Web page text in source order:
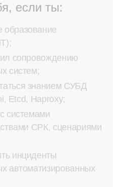
если ты:
сопровождению
систем;
знанием СУБД
Etcd, Haproxy;
системами
СРК, сценариями
инциденты
автоматизированных